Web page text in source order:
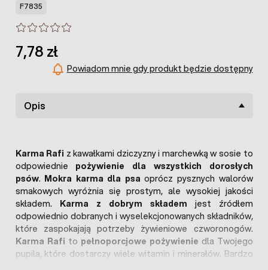
F7835
7,78 zł
Powiadom mnie gdy produkt będzie dostępny
Opis
Karma Rafi z kawałkami dziczyzny i marchewką w sosie to
odpowiednie pożywienie dla wszystkich dorosłych
psów. Mokra karma dla psa oprócz pysznych walorów
smakowych wyróżnia się prostym, ale wysokiej jakości
składem. Karma z dobrym składem jest źródłem
odpowiednio dobranych i wyselekcjonowanych składników,
które zaspokajają potrzeby żywieniowe czworonogów.
Karma Rafi to pełnoporcjowe pożywienie dla Twojego
pupila, które dostarczy wiele witamin i minerałów. Bardzo